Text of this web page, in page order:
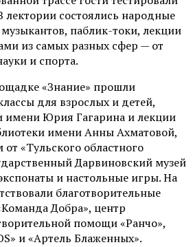
лектории состоялись народные
паблик-токи, лекции
из самых разных сфер — от
и спорта.
«Знание» прошли
для взрослых и детей,
имени Юрия Гагарина и лекции
имени Анны Ахматовой,
от «Тульского областного
Дарвиновский музей
и настольные игры. На
благотворительные
Добра», центр
помощи «Ранчо»,
и «Артель Блаженных».